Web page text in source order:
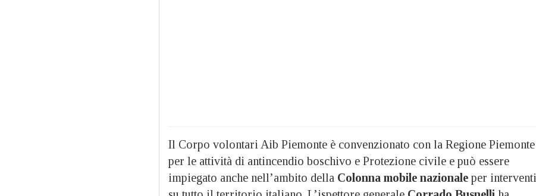
Il Corpo volontari Aib Piemonte è convenzionato con la Regione Piemonte
per le attività di antincendio boschivo e Protezione civile e può essere
impiegato anche nell’ambito della Colonna mobile nazionale per interventi